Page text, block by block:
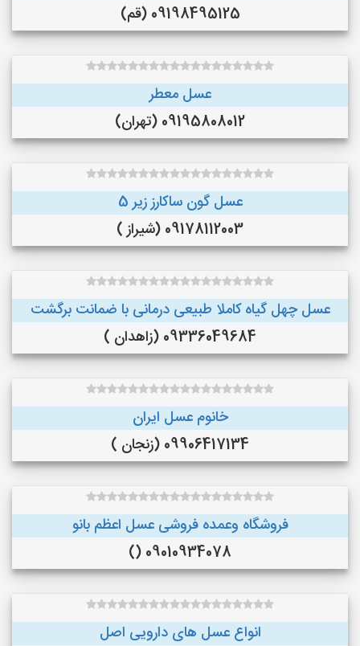
09198495125 (قم)
عسل معطر
09195808012 (تهران)
عسل گون ساکارز زیر 5
09178112003 (شیراز )
عسل چهل گیاه کاملا طبیعی درمانی با ضمانت برگشت
09336049684 (زاهدان )
خانوم عسل ایران
09906417134 (زنجان )
فروشگاه وعمده فروشی عسل اعظم بانو
09010934078 ()
انواع عسل های دارویی اصل